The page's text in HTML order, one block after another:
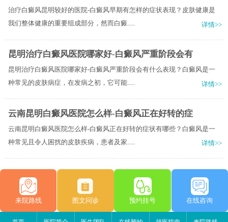
治疗白癜风昆明较好的医院-白癜风早期有怎样的症状表现？皮肤健康是
我们整体健康的重要组成部分，然而白癜.....
详情>>
昆明治疗白癜风医院哪家好-白癜风严重阶段会有
昆明治疗白癜风医院哪家好-白癜风严重阶段会有什么表现？白癜风是一
种常见的皮肤病症，在发病之初，它可能.....
详情>>
云南昆明白癜风医院怎么样-白癜风正在好转的症
云南昆明白癜风医院怎么样-白癜风正在好转的症状有哪些？白癜风是一
种常见且令人困扰的皮肤疾病，患者及家.....
详情>>
来院路线 图文问诊 预约挂号 在线咨询